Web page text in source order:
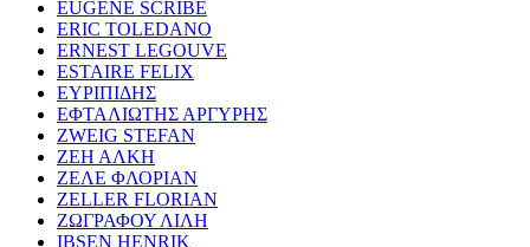
EUGENE SCRIBE
ERIC TOLEDANO
ERNEST LEGOUVE
ESTAIRE FELIX
ΕΥΡΙΠΙΔΗΣ
ΕΦΤΑΛΙΩΤΗΣ ΑΡΓΥΡΗΣ
ZWEIG STEFAN
ΖΕΗ ΑΛΚΗ
ΖΕΛΕ ΦΛΟΡΙΑΝ
ZELLER FLORIAN
ΖΩΓΡΑΦΟΥ ΛΙΛΗ
IBSEN HENRIK